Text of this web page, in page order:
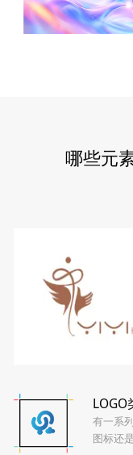
哪些元
LOGO
有一系
图标还